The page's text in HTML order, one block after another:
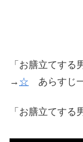
「お膳立てする
→ ☆ あらすじ
「お膳立てする